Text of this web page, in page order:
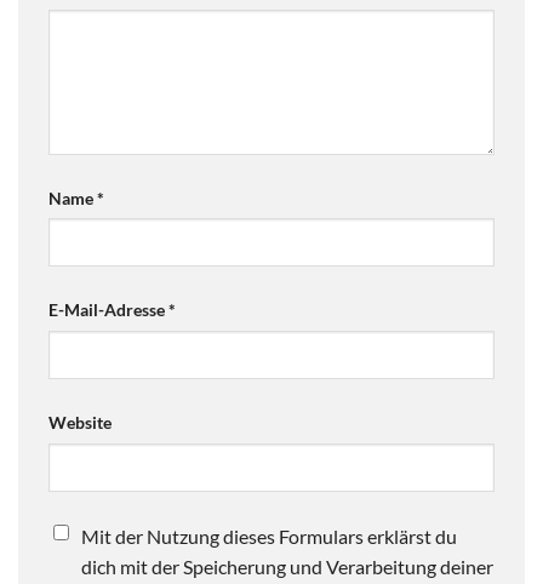
Name*
E-Mail-Adresse*
Website
Mit der Nutzung dieses Formulars erklärst du
dich mit der Speicherung und Verarbeitung deiner